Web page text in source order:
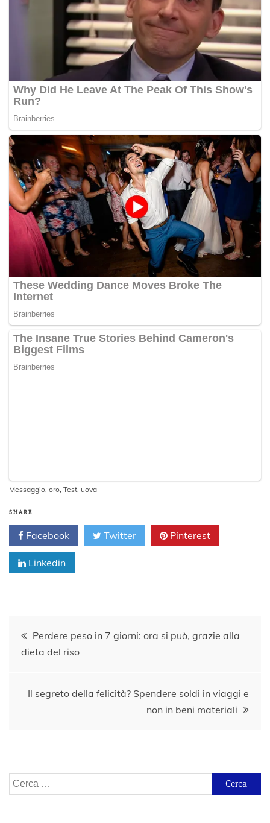
Messaggio, oro, Test, uova
SHARE
Facebook Twitter Pinterest
Linkedin
Navigazione
articoli
Perdere peso in 7 giorni: ora si può, grazie alla
dieta del riso
Il segreto della felicità? Spendere soldi in viaggi e
non in beni materiali
Ricerca
per: